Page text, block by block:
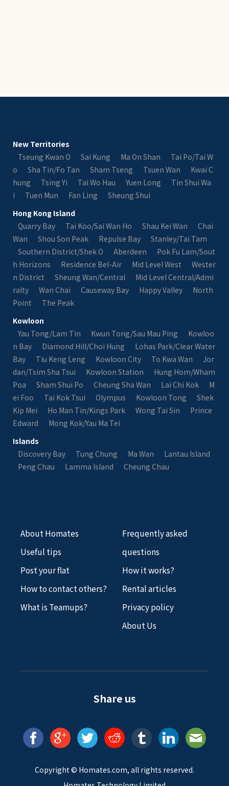
New Territories
Tseung Kwan O
Sai Kung Ma On Shan
Tai Po/Tai W
o
Sha Tin/Fo Tan Sham Tseng Tsuen Wan
Kwai C
hung
Tsing Yi Tai Wo Hau Yuen Long
Tin Shui Wa
i
Tuen Mun Fan Ling
Sheung Shui
Hong Kong Island
Quarry Bay
Tai Koo/Sai Wan Ho Shau Kei Wan
Chai
Wan
Shou Son Peak Repulse Bay
Stanley/Tai Tam
Southern District/Shek O
Aberdeen
Pok Fu Lam/Sout
h Horizons
Residence Bel-Air Mid Level West
Wester
n District
Sheung Wan/Central
Mid Level Central/Admi
ralty
Wan Chai Causeway Bay Happy Valley
North
Point
The Peak
Kowloon
Yau Tong/Lam Tin
Kwun Tong/Sau Mau Ping
Kowloo
n Bay
Diamond Hill/Choi Hung
Lohas Park/Clear Water
Bay
Tiu Keng Leng Kowloon City To Kwa Wan
Jor
dan/Tsim Sha Tsui
Kowloon Station
Hung Hom/Wham
Poa
Sham Shui Po Cheung Sha Wan Lai Chi Kok
M
ei Foo
Tai Kok Tsui Olympus Kowloon Tong
Shek
Kip Mei
Ho Man Tin/Kings Park Wong Tai Sin
Prince
Edward
Mong Kok/Yau Ma Tei
Islands
Discovery Bay
Tung Chung Ma Wan
Lantau Island
Peng Chau
Lamma Island Cheung Chau
About Homates
Useful tips
Post your flat
How to contact others?
What is Teamups?
Frequently asked
questions
How it works?
Rental articles
Privacy policy
About Us
Share us
Copyright © Homates.com, all rights reserved.